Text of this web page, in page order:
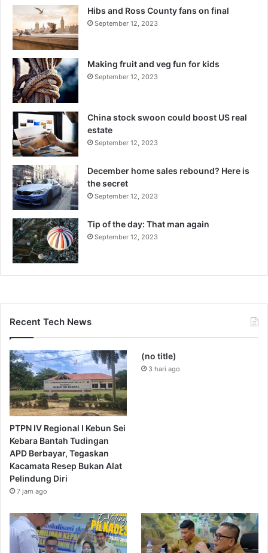
Hibs and Ross County fans on final
September 12, 2023
Making fruit and veg fun for kids
September 12, 2023
China stock swoon could boost US real
estate
September 12, 2023
December home sales rebound? Here is
the secret
September 12, 2023
Tip of the day: That man again
September 12, 2023
Recent Tech News
PTPN IV Regional I Kebun Sei
Kebara Bantah Tudingan
APD Berbayar, Tegaskan
Kacamata Resep Bukan Alat
Pelindung Diri
7 jam ago
(no title)
3 hari ago